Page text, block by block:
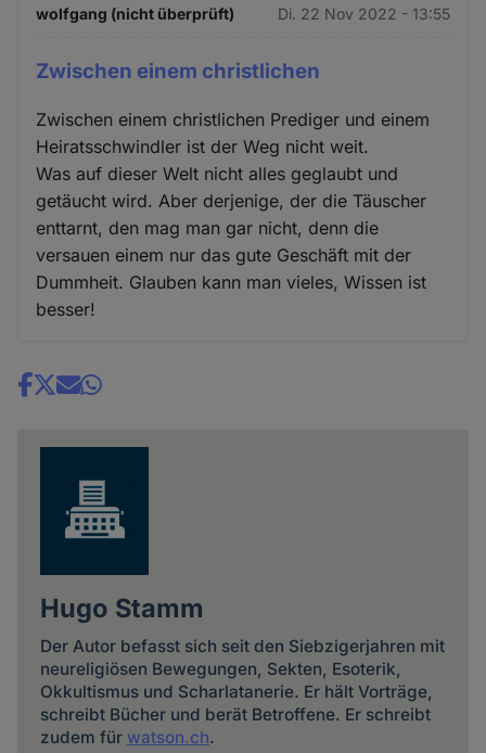
wolfgang (nicht überprüft) Di. 22 Nov 2022 - 13:55
Zwischen einem christlichen
Zwischen einem christlichen Prediger und einem
Heiratsschwindler ist der Weg nicht weit.
Was auf dieser Welt nicht alles geglaubt und
getäucht wird. Aber derjenige, der die Täuscher
enttarnt, den mag man gar nicht, denn die
versauen einem nur das gute Geschäft mit der
Dummheit. Glauben kann man vieles, Wissen ist
besser!
Share
Hugo Stamm
Der Autor befasst sich seit den Siebzigerjahren mit
neureligiösen Bewegungen, Sekten, Esoterik,
Okkultismus und Scharlatanerie. Er hält Vorträge,
schreibt Bücher und berät Betroffene. Er schreibt
zudem für watson.ch.